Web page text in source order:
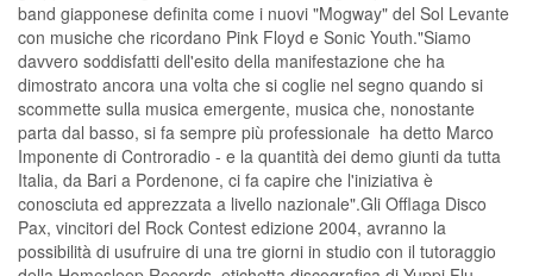
band giapponese definita come i nuovi "Mogway" del Sol Levante
con musiche che ricordano Pink Floyd e Sonic Youth."Siamo
davvero soddisfatti dell'esito della manifestazione che ha
dimostrato ancora una volta che si coglie nel segno quando si
scommette sulla musica emergente, musica che, nonostante
parta dal basso, si fa sempre più professionale  ha detto Marco
Imponente di Controradio - e la quantità dei demo giunti da tutta
Italia, da Bari a Pordenone, ci fa capire che l'iniziativa è
conosciuta ed apprezzata a livello nazionale".Gli Offlaga Disco
Pax, vincitori del Rock Contest edizione 2004, avranno la
possibilità di usufruire di una tre giorni in studio con il tutoraggio